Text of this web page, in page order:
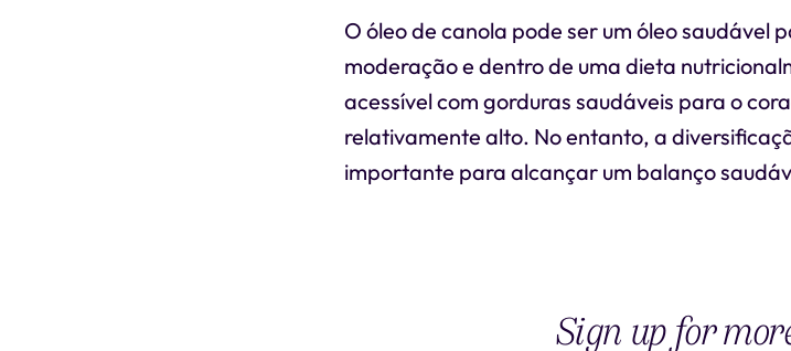
O óleo de canola pode ser um óleo saudável
moderação e dentro de uma dieta
acessível com gorduras saudáveis para o
relativamente alto. No entanto, a
importante para alcançar um balanço
Sign up for